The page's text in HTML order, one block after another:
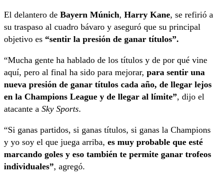
El delantero de Bayern Múnich, Harry Kane, se refirió a
su traspaso al cuadro bávaro y aseguró que su principal
objetivo es “sentir la presión de ganar títulos”.
“Mucha gente ha hablado de los títulos y de por qué vine
aquí, pero al final ha sido para mejorar, para sentir una
nueva presión de ganar títulos cada año, de llegar lejos
en la Champions League y de llegar al límite”, dijo el
atacante a Sky Sports.
“Si ganas partidos, si ganas títulos, si ganas la Champions
y yo soy el que juega arriba, es muy probable que esté
marcando goles y eso también te permite ganar trofeos
individuales”, agregó.